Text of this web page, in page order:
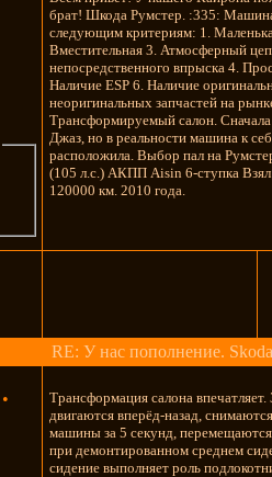
брат! Шкода Румстер. :335:
следующим критериям: 1.
Вместительная 3. Атмосферный
непосредственного впрыска 4.
Наличие ESP 6. Наличие
неоригинальных запчастей на
Трансформируемый салон.
Джаз, но в реальности машина к
расположила. Выбор пал на
(105 л.с.) АКПП Aisin 6-ступка
120000 км. 2010 года.
RE: У нас пополнение.
•
Трансформация салона
двигаются вперёд-назад,
машины за 5 секунд,
при демонтированном среднем
сидение выполняет роль